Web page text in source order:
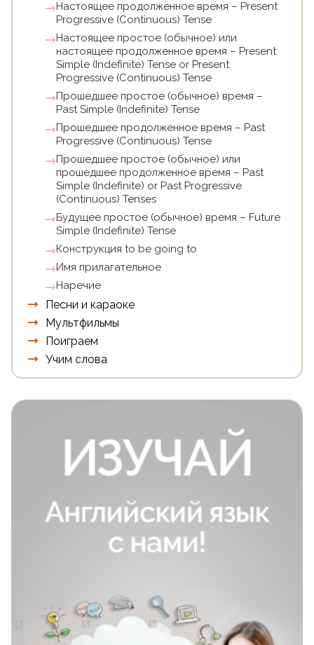
Настоящее продолженное время – Present
Progressive (Continuous) Tense
Настоящее простое (обычное) или
настоящее продолженное время – Present
Simple (Indefinite) Tense or Present
Progressive (Continuous) Tense
Прошедшее простое (обычное) время –
Past Simple (Indefinite) Tense
Прошедшее продолженное время – Past
Progressive (Continuous) Tense
Прошедшее простое (обычное) или
прошедшее продолженное время – Past
Simple (Indefinite) or Past Progressive
(Continuous) Tenses
Будущее простое (обычное) время – Future
Simple (Indefinite) Tense
Конструкция to be going to
Имя прилагательное
Наречие
Песни и караоке
Мультфильмы
Поиграем
Учим слова